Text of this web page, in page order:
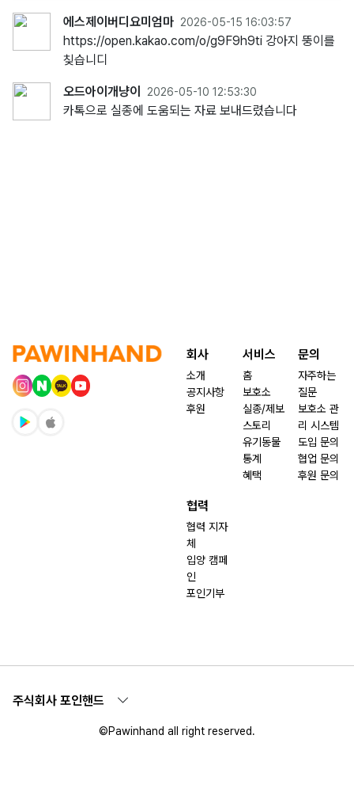
에스제이버디요미엄마 2026-05-15 16:03:57
https://open.kakao.com/o/g9F9h9ti 강아지 뚱이를
칮습니디
오드아이개냥이 2026-05-10 12:53:30
카톡으로 실종에 도움되는 자료 보내드렸습니다
회사
소개
공지사항
후원
서비스
홈
보호소
실종/제보
스토리
유기동물
통계
혜택
문의
자주하는
질문
보호소 관
리 시스템
도입 문의
협업 문의
후원 문의
협력
협력 지자
체
입양 캠페
인
포인기부
주식회사 포인핸드
©Pawinhand all right reserved.